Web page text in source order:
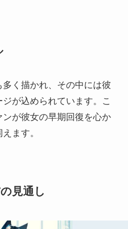
く描かれ、その中には彼
が込められています。こ
が彼女の早期回復を心か
ます。
見通し